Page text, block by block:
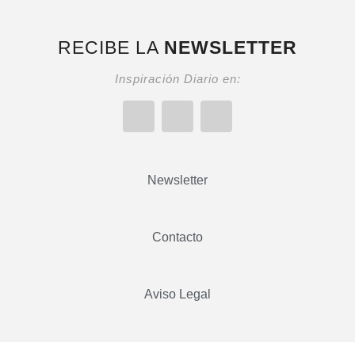
RECIBE LA NEWSLETTER
Inspiración Diario en:
Newsletter
Contacto
Aviso Legal